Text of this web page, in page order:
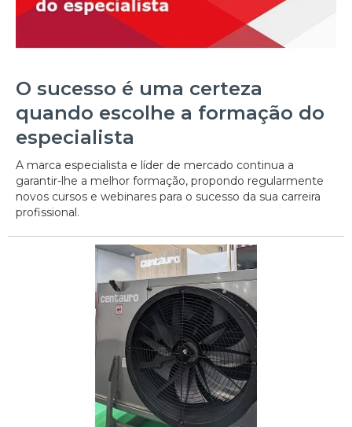
O sucesso é uma certeza
quando escolhe a formação do
especialista
A marca especialista e líder de mercado continua a
garantir-lhe a melhor formação, propondo regularmente
novos cursos e webinares para o sucesso da sua carreira
profissional.